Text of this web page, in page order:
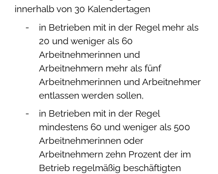
innerhalb von 30 Kalendertagen
in Betrieben mit in der Regel mehr als
20 und weniger als 60
Arbeitnehmerinnen und
Arbeitnehmern mehr als fünf
Arbeitnehmerinnen und Arbeitnehmer
entlassen werden sollen,
in Betrieben mit in der Regel
mindestens 60 und weniger als 500
Arbeitnehmerinnen oder
Arbeitnehmern zehn Prozent der im
Betrieb regelmäßig beschäftigten